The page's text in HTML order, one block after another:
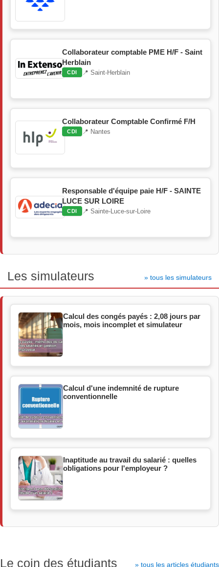
Collaborateur comptable PME H/F - Saint
Herblain
CDI 📍 Saint-Herblain
Collaborateur Comptable Confirmé F/H
CDI 📍 Nantes
Responsable d'équipe paie H/F - SAINTE
LUCE SUR LOIRE
CDI 📍 Sainte-Luce-sur-Loire
Les simulateurs » tous les simulateurs
Calcul des congés payés : 2,08 jours par
mois, mois incomplet et simulateur
Calcul d'une indemnité de rupture
conventionnelle
Inaptitude au travail du salarié : quelles
obligations pour l'employeur ?
Le coin des étudiants » tous les articles étudiants